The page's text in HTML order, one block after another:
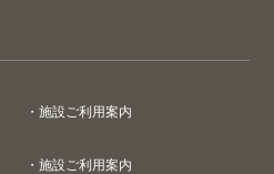
・ 施設ご利用案内
・ 施設ご利用案内